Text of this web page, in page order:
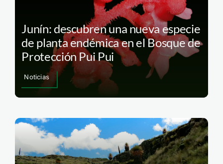
Junín: descubren una nueva especie
de planta endémica en el Bosque de
Protección Pui Pui
Noticias